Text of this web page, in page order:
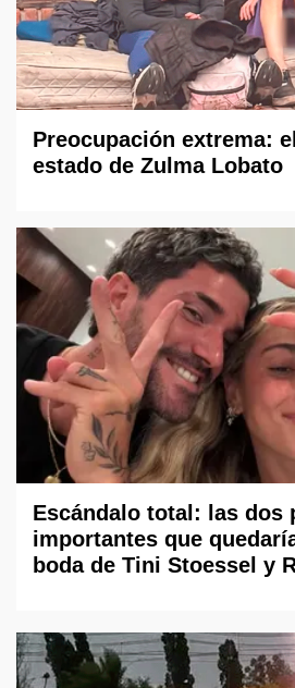
Preocupación extrema:
estado de Zulma Lobato
Escándalo total: las dos
importantes que
boda de Tini Stoessel y